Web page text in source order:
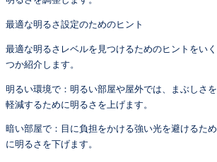
最適な明るさ設定のためのヒント
最適な明るさレベルを見つけるためのヒントをいく
つか紹介します。
明るい環境で：明るい部屋や屋外では、まぶしさを
軽減するために明るさを上げます。
暗い部屋で：目に負担をかける強い光を避けるため
に明るさを下げます。